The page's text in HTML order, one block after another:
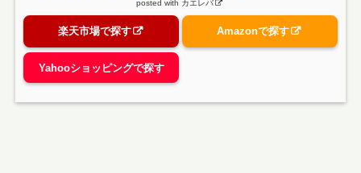
posted with カエレバ
楽天市場で探す Amazonで探す
Yahooショッピングで探す